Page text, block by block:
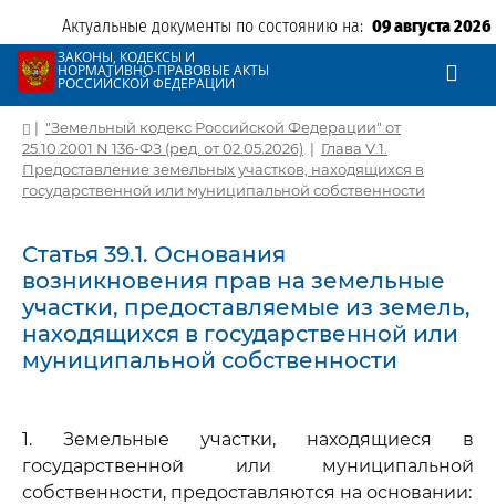
Актуальные документы по состоянию на: 09 августа 2026
ЗАКОНЫ, КОДЕКСЫ И
НОРМАТИВНО-ПРАВОВЫЕ АКТЫ
РОССИЙСКОЙ ФЕДЕРАЦИИ
| "Земельный кодекс Российской Федерации" от
25.10.2001 N 136-ФЗ (ред. от 02.05.2026) | Глава V.1.
Предоставление земельных участков, находящихся в
государственной или муниципальной собственности
Статья 39.1. Основания
возникновения прав на земельные
участки, предоставляемые из земель,
находящихся в государственной или
муниципальной собственности
1. Земельные участки, находящиеся в
государственной или муниципальной
собственности, предоставляются на основании: